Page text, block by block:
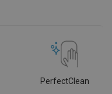
PerfectClean